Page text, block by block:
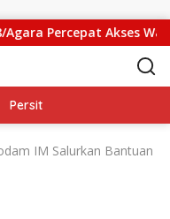
Akses Warga
Persit
IM Salurkan Bantuan